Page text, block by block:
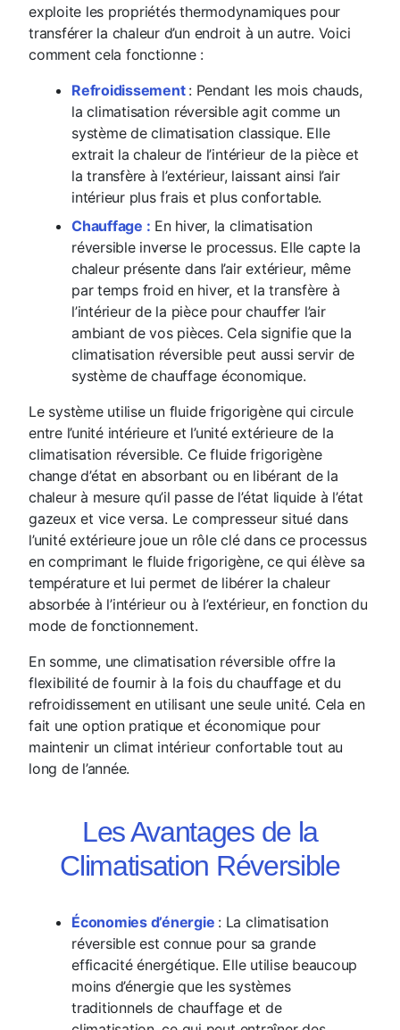
exploite les propriétés thermodynamiques pour
transférer la chaleur d’un endroit à un autre. Voici
comment cela fonctionne :
Refroidissement : Pendant les mois chauds,
la climatisation réversible agit comme un
système de climatisation classique. Elle
extrait la chaleur de l’intérieur de la pièce et
la transfère à l’extérieur, laissant ainsi l’air
intérieur plus frais et plus confortable.
Chauffage : En hiver, la climatisation
réversible inverse le processus. Elle capte la
chaleur présente dans l’air extérieur, même
par temps froid en hiver, et la transfère à
l’intérieur de la pièce pour chauffer l’air
ambiant de vos pièces. Cela signifie que la
climatisation réversible peut aussi servir de
système de chauffage économique.
Le système utilise un fluide frigorigène qui circule
entre l’unité intérieure et l’unité extérieure de la
climatisation réversible. Ce fluide frigorigène
change d’état en absorbant ou en libérant de la
chaleur à mesure qu’il passe de l’état liquide à l’état
gazeux et vice versa. Le compresseur situé dans
l’unité extérieure joue un rôle clé dans ce processus
en comprimant le fluide frigorigène, ce qui élève sa
température et lui permet de libérer la chaleur
absorbée à l’intérieur ou à l’extérieur, en fonction du
mode de fonctionnement.
En somme, une climatisation réversible offre la
flexibilité de fournir à la fois du chauffage et du
refroidissement en utilisant une seule unité. Cela en
fait une option pratique et économique pour
maintenir un climat intérieur confortable tout au
long de l’année.
Les Avantages de la
Climatisation Réversible
Économies d’énergie : La climatisation
réversible est connue pour sa grande
efficacité énergétique. Elle utilise beaucoup
moins d’énergie que les systèmes
traditionnels de chauffage et de